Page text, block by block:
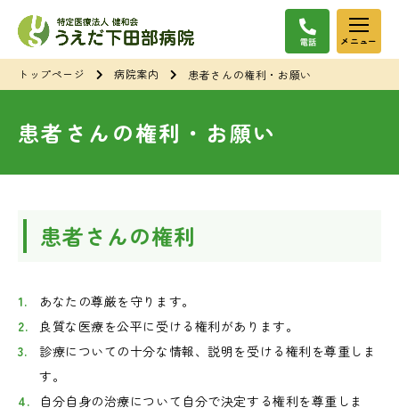
メニュー
トップページ 病院案内 患者さんの権利・お願い
患者さんの権利・お願い
患者さんの権利
あなたの尊厳を守ります。
良質な医療を公平に受ける権利があります。
診療についての十分な情報、説明を受ける権利を尊重しま
す。
自分自身の治療について自分で決定する権利を尊重しま